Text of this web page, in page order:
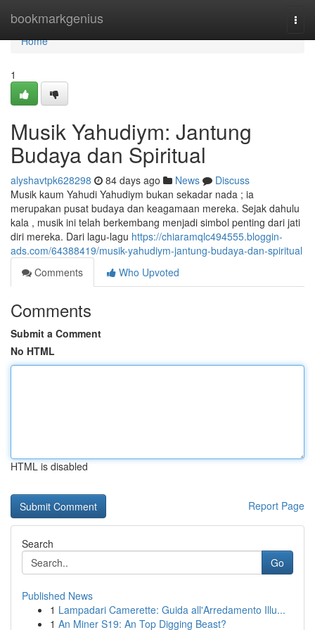
bookmarkgenius
Home
Home
1
Musik Yahudiym: Jantung
Budaya dan Spiritual
alyshavtpk628298 84 days ago News
Discuss
Musik kaum Yahudi Yahudiym bukan sekadar nada ; ia
merupakan pusat budaya dan keagamaan mereka. Sejak dahulu
kala , musik ini telah berkembang menjadi simbol penting dari jati
diri mereka. Dari lagu-lagu https://chiaramqlc494555.bloggin-
ads.com/64388419/musik-yahudiym-jantung-budaya-dan-spiritual
Comments
Who Upvoted
Comments
Submit a Comment
No HTML
HTML is disabled
Report Page
Search
Go
Published News
1 Lampadari Camerette: Guida all'Arredamento Illu...
1 An Miner S19: An Top Digging Beast?